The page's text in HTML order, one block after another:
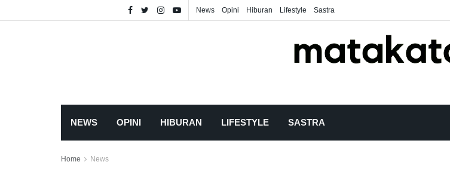
News Opini Hiburan Lifestyle Sastra
NEWS OPINI HIBURAN LIFESTYLE SASTRA
Home News